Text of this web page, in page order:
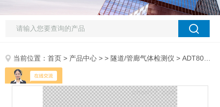
当前位置：首页 > 产品中心 > > 隧道/管廊气体检测仪 > ADT800W-TH-LED固定式隧道/管廊温湿度检测仪